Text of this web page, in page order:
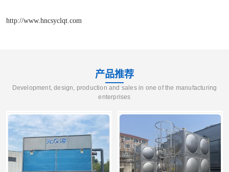
http://www.hncsyclqt.com
产品推荐
Development, design, production and sales in one of the manufacturing
enterprises